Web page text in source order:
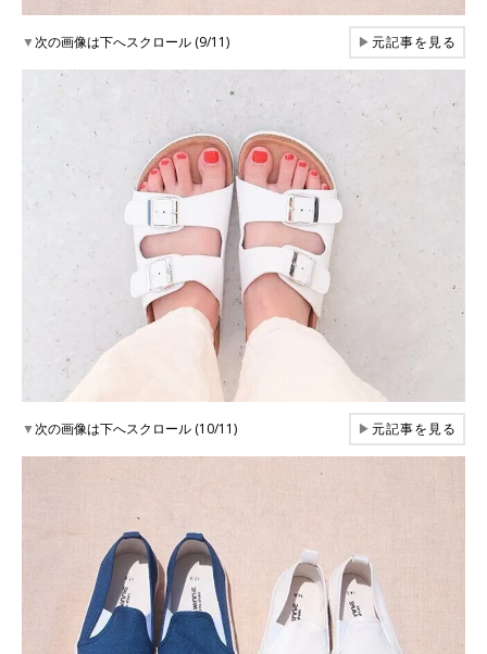
▼次の画像は下へスクロール (9/11) ▶元記事を見る
▼次の画像は下へスクロール (10/11) ▶元記事を見る